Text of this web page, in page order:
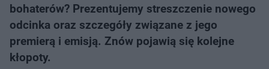
bohaterów? Prezentujemy streszczenie nowego
odcinka oraz szczegóły związane z jego
premierą i emisją. Znów pojawią się kolejne
kłopoty.